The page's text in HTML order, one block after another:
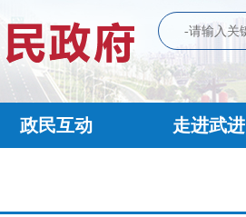
政民互动 走进武进